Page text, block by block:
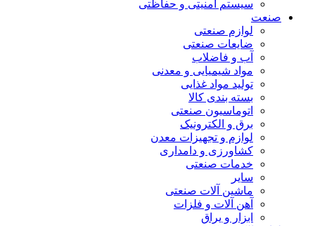
سیستم امنیتی و حفاظتی
صنعت
لوازم صنعتی
ضایعات صنعتی
آب و فاضلاب
مواد شیمیایی و معدنی
تولید مواد غذایی
بسته بندی کالا
اتوماسیون صنعتی
برق و الکترونیک
لوازم و تجهیزات معدن
کشاورزی و دامداری
خدمات صنعتی
سایر
ماشین آلات صنعتی
آهن آلات و فلزات
ابزار و یراق